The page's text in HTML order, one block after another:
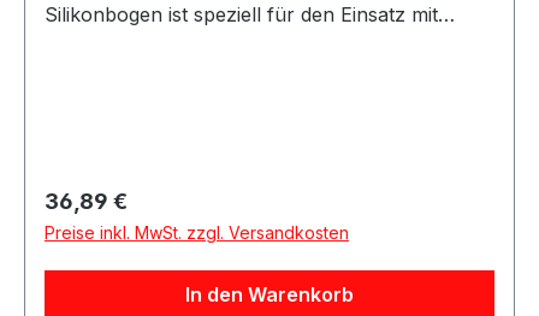
Silikonbogen ist speziell für den Einsatz mit
Öl- und Kraftstoffförderung. Es wird jedoch
empfohlen, Flüssigkeiten nicht dauerhaft im
Schlauch stehen zu lassen, um die Lebensdauer
zu maximieren. Die angegebene Größe bezieht
Regulärer Preis:
36,89 €
Preise inkl. MwSt. zzgl. Versandkosten
In den Warenkorb